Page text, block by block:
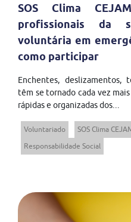
SOS Clima
profissionais da
voluntária em
como participar
Enchentes, deslizamentos,
têm se tornado cada vez
rápidas e organizadas dos...
Voluntariado SOS Clima
Responsabilidade Social